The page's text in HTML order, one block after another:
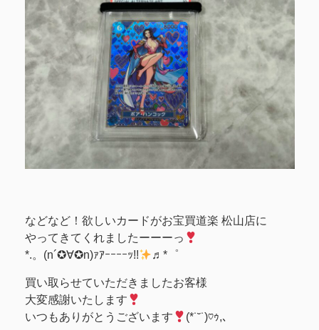
などなど！欲しいカードがお宝買道楽 松山店に
やってきてくれましたーーーっ
*.。(n´✪∀✪n)ｧｱｰｰｰｰｯ!!
♬*゜
買い取らせていただきましたお客様
大変感謝いたします
いつもありがとうございます
(*˙˘˙)♡ｩ,､